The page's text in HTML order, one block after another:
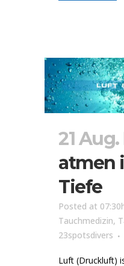
21 Aug.
atmen
Tiefe
Posted at
Tauchmedizin,
23spotsdivers
Luft (Druckluft)